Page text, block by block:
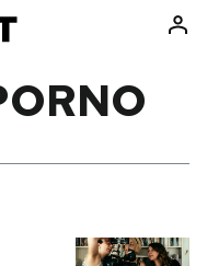
Consumismi